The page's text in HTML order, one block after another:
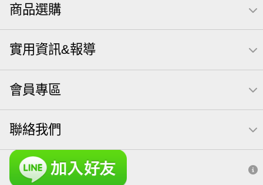
商品選購
實用資訊&報導
會員專區
聯絡我們